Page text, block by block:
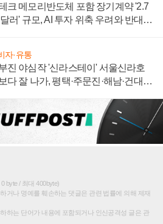
크 메모리반도체 포함 장기계약 '2.7
러' 규모, AI 투자 위축 우려와 반대
자·유통
진 야심작 '신라스테이' 서울신라호
다 잘 나가, 평택·주문진·해남·건대로
byte / 최대 400byte)
거나 명예를 훼손하는 댓글은 관련 법률에 의해 제재
하는 단어가 내용에 포함되거나 인신공격성 글은 관